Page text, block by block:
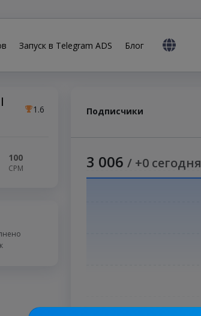
Запуск в Telegram ADS Блог
1.6
100
СРМ
Подписчики
3 006 / +0 сегодня